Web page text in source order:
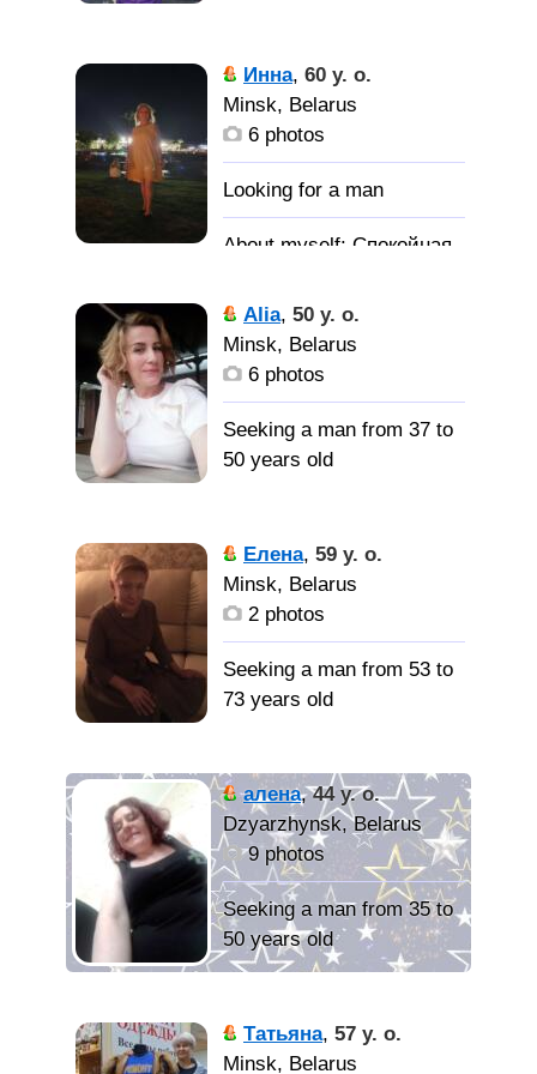
добрая, нуждаюсь в
защитнике
классного мужчину для
Инна, 60 y. o.
Minsk, Belarus
6 photos
Спокойная,
интеллигентная, с
чуством юмора
мужчину для создания
семьи
Alia, 50 y. o.
Minsk, Belarus
6 photos
Seeking a man from 37 to
50 years old
Здравствуйте) Немного о
себе. Многогранная и
увлеченная женщина.
заниматься дизайном.
Гурман. Люблю спорт и
изучать природу и
архитектуру. Ценю в
людях честность и
доброту, отвечая на это
взаимностью.
Ищу
от жизни), с которым
можно расти и
Елена, 59 y. o.
Minsk, Belarus
2 photos
Seeking a man from 53 to
73 years old
отзывчивая, порядочная,
трудолюбивая,
внимательная,
заботливая, очень
переживаю за близких,
собственник, не стерва.
которому так же одиноко,
без в. привычек,
алена,44 y. o.
Dzyarzhynsk, Belarus
9 photos
Seeking a man from 35 to
50 years old
ПО ХАРАКТЕРУ
САНГВИНИК
Татьяна, 57 y. o.
Minsk, Belarus